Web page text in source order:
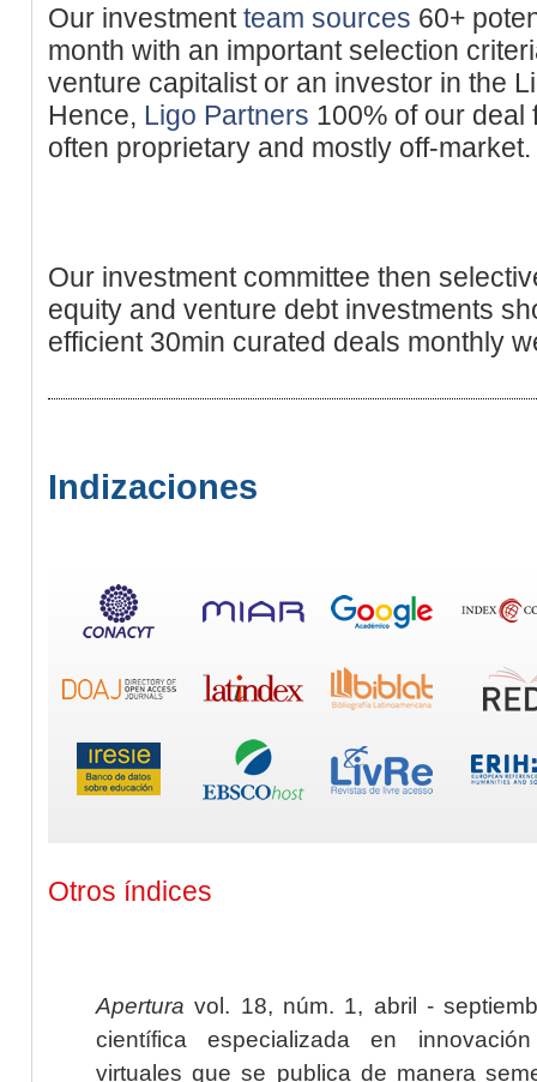
Our investmentteam sources 60+
month with an important selection
venture capitalist or an investor in the
Hence, Ligo Partners 100% of our deal
often proprietary and mostly off-market.
Our investment committee then
equity and venture debt investments
efficient 30min curated deals monthly
Indizaciones
Otros índices
Apertura vol. 18, núm. 1, abril -
científica especializada en
virtuales que se publica de manera